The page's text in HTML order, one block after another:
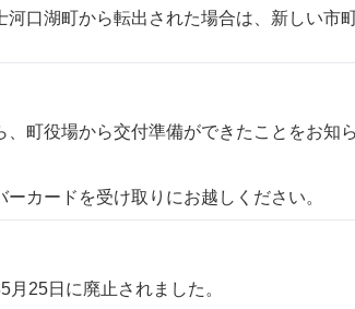
口湖町から転出された場合は、新しい市
町役場から交付準備ができたことをお知
カードを受け取りにお越しください。
25日に廃止されました。